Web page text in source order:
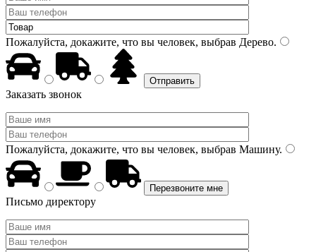
Пожалуйста, докажите, что вы человек, выбрав Дерево.
Заказать звонок
Пожалуйста, докажите, что вы человек, выбрав Машину.
Письмо директору